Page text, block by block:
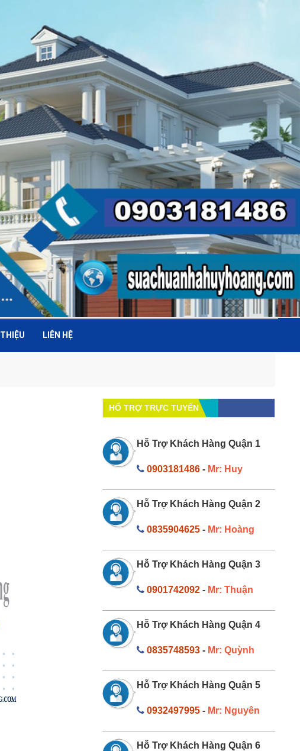
LIÊN HỆ
HỔ TRỢ TRỰC TUYẾN
Hỗ Trợ Khách Hàng Quận 1
0903181486 - Mr: Huy
Hỗ Trợ Khách Hàng Quận 2
0835904625 - Mr: Hoàng
Hỗ Trợ Khách Hàng Quận 3
0901742092 - Mr: Thuận
Hỗ Trợ Khách Hàng Quận 4
0835748593 - Mr: Quỳnh
Hỗ Trợ Khách Hàng Quận 5
0932497995 - Mr: Nguyên
Hỗ Trợ Khách Hàng Quận 6